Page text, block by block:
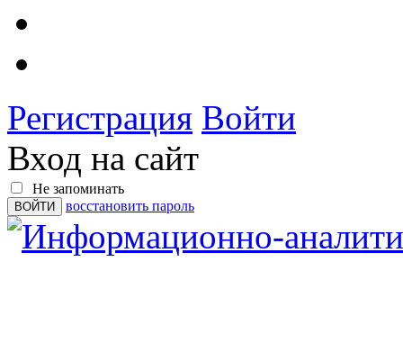
Регистрация Войти
Вход на сайт
Не запоминать
восстановить пароль